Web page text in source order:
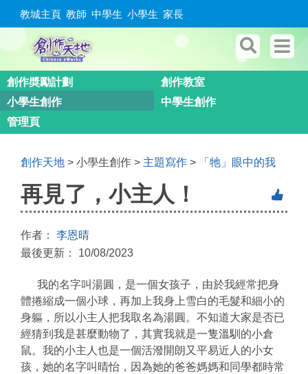
教城主頁 教師 中學生 小學生 家長
創作奬勵計劃
創作教室
小學生創作
中學生創作
管理頁
創作天地 > 小學生創作 > 主題寫作 > 「牠」眼中的我
再見了，小主人！
作者： 李恩晴
最後更新： 10/08/2023
我的名字叫湯圓，是一個女孩子，由於我經常把身
體捲縮成一個小球，再加上我身上雪白的毛髮和細小的
身軀，所以小主人把我取名為湯圓。不知道大家是否已
經猜到我是甚麼動物了，其實我就是一隻溫馴的小倉
鼠。我的小主人也是一個活潑開朗又平易近人的小女
孩，她的名字叫晴怡，因為她的爸爸媽媽和同學都時常